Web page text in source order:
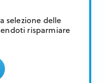
selezione delle
risparmiare